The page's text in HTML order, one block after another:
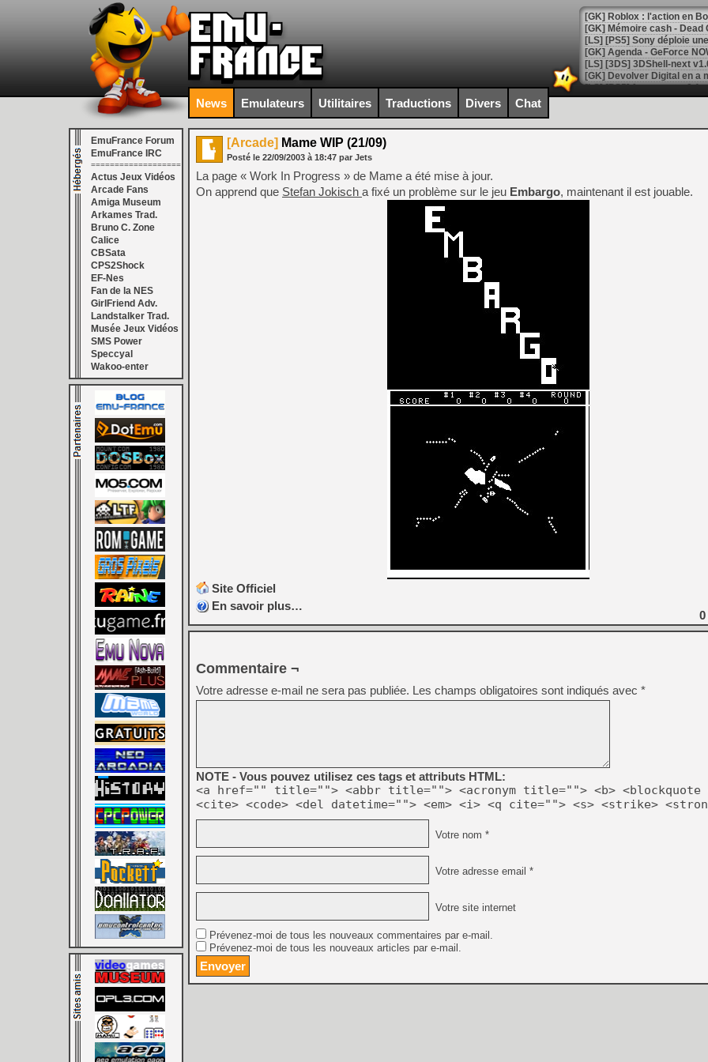
[GK] Roblox : l'action en
[GK] Agenda - GeForce
[GK] Devolver Digital en a
[LS] [PS5] ps5-y2jb-
[GK] Pourquoi Marvel
[GK] Test : Restory : Chill
[GK] GTA 6 : Rockstar
[GK] Hot Wheels Infinite
[GK] Mémoire cash -
[GK] Résultats Nintendo :
[GK] Déjà des
[Mo5] Brickboy cherche à
[GK] Minecraft et ses «
[GK] Beast of
[GK] Ubisoft : fin de partie
[GK] Mémoire cash -
[GK] Dan Houser (GTA)
[GK] Comment EA Sports
[GK] Crimson Moon : un
[GK] Isle of Reveries : le
[GK] Moonlighter 2 : The
[GK] Capcom relance
[Mo5] Deux inédits du
[GK] Le beat'em up The
[GK] Endless Legend 2 :
[LS] [PS5] Le WebKit
[GK] Oubliez Crazy Taxi,
[LS] [Switch] NSZ 5.0.0
[GK] Bethesda fête les 30
News Emulateurs Utilitaires Traductions Divers Chat
EmuFrance Forum
EmuFrance IRC
===================
Actus Jeux Vidéos
Arcade Fans
Amiga Museum
Arkames Trad.
Bruno C. Zone
Calice
CBSata
CPS2Shock
EF-Nes
Fan de la NES
GirlFriend Adv.
Landstalker Trad.
Musée Jeux Vidéos
SMS Power
Speccyal
Wakoo-enter
[Arcade] Mame WIP (21/09)
Posté le 22/09/2003 à 18:47 par Jets
La page « Work In Progress » de Mame a été mise à jour.
On apprend que Stefan Jokisch a fixé un problème sur le jeu Embargo, maintenant il est jouable.
Site Officiel
En savoir plus…
0
Commentaire ¬
Votre adresse e-mail ne sera pas publiée. Les champs obligatoires sont indiqués avec *
NOTE - Vous pouvez utilisez ces tags et attributs HTML:
<a href="" title=""> <abbr title=""> <acronym title=""> <b> <blockquote
<cite> <code> <del datetime=""> <em> <i> <q cite=""> <s> <strike>
Votre nom *
Votre adresse email *
Votre site internet
Prévenez-moi de tous les nouveaux commentaires par e-mail.
Prévenez-moi de tous les nouveaux articles par e-mail.